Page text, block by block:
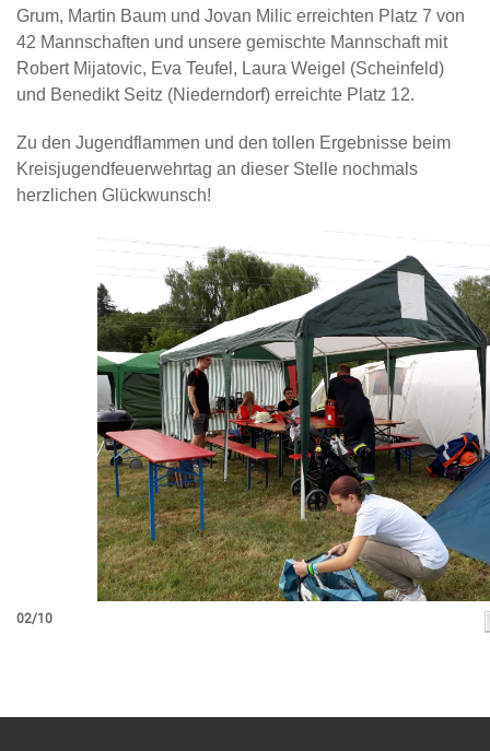
Grum, Martin Baum und Jovan Milic erreichten Platz 7 von
42 Mannschaften und unsere gemischte Mannschaft mit
Robert Mijatovic, Eva Teufel, Laura Weigel (Scheinfeld)
und Benedikt Seitz (Niederndorf) erreichte Platz 12.
Zu den Jugendflammen und den tollen Ergebnisse beim
Kreisjugendfeuerwehrtag an dieser Stelle nochmals
herzlichen Glückwunsch!
02/10